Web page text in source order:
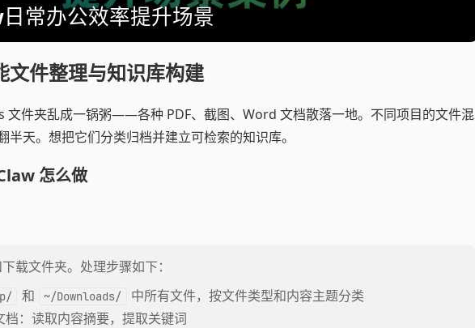
常办公效率提升场景
文件整理与知识库构建
文件夹乱成一锅粥——各种 PDF、截图、Word 文档散落一地。不同项目的文件混
半天。想把它们分类归档并建立可检索的知识库。
怎么做
载文件夹。处理步骤如下：
和 ~/Downloads/
中所有文件，按文件类型和内容主题分类
档：读取内容摘要，提取关键词